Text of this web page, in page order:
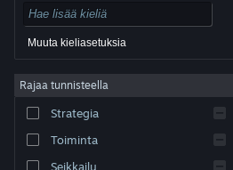
© Valve Corporation. Kaikki oikeudet pidätetään. Kaikki
Yhdysvalloissa ja kaikkialla maailmassa.
Helppokäyttötoiminnot
Hyvitykset|Evästeet
Muuta kieliasetuksia
Rajaa tunnisteella
Strategia
Toiminta
Seikkailu